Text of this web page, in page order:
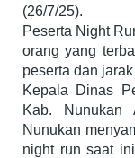
(26/7/25).
Peserta Night
orang yang
peserta dan
Kepala Dinas
Kab. Nunukan
Nunukan
night run saat